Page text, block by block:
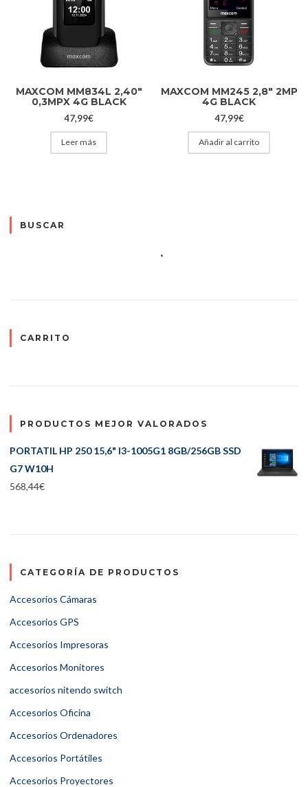
MAXCOM MM834L 2,40″
0,3MPX 4G BLACK
47,99€
Leer más
MAXCOM MM245 2,8″ 2MP
4G BLACK
47,99€
Añadir al carrito
BUSCAR
CARRITO
PRODUCTOS MEJOR VALORADOS
PORTATIL HP 250 15,6" I3-1005G1 8GB/256GB SSD
G7 W10H
568,44€
CATEGORÍA DE PRODUCTOS
Accesorios Cámaras
Accesorios GPS
Accesorios Impresoras
Accesorios Monitores
accesorios nitendo switch
Accesorios Oficina
Accesorios Ordenadores
Accesorios Portátiles
Accesorios Proyectores